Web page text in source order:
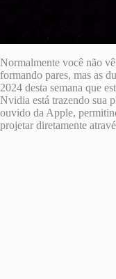
Normalmente você não
formando pares, mas as
2024 desta semana que
Nvidia está trazendo sua
ouvido da Apple,
projetar diretamente